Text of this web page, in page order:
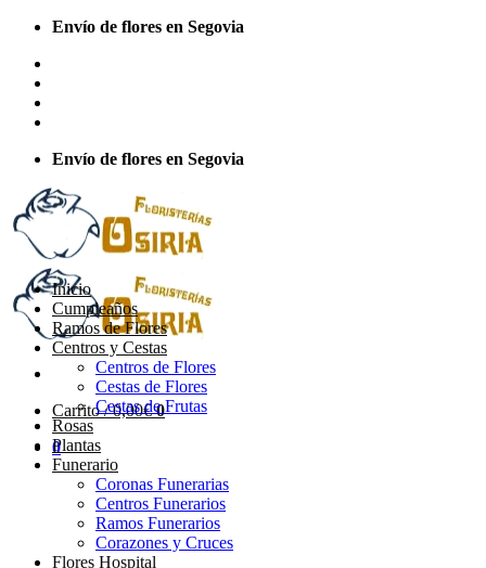
Saltar
contenido
Envío de flores en Segovia
Envío de flores en Segovia
Carrito /0,00€ 0
0
Inicio
Cumpleaños
Ramos de Flores
Centros y Cestas
Centros de Flores
Cestas de Flores
Cestas de Frutas
Rosas
Plantas
Funerario
Coronas Funerarias
Centros Funerarios
Ramos Funerarios
Corazones y Cruces
Flores Hospital